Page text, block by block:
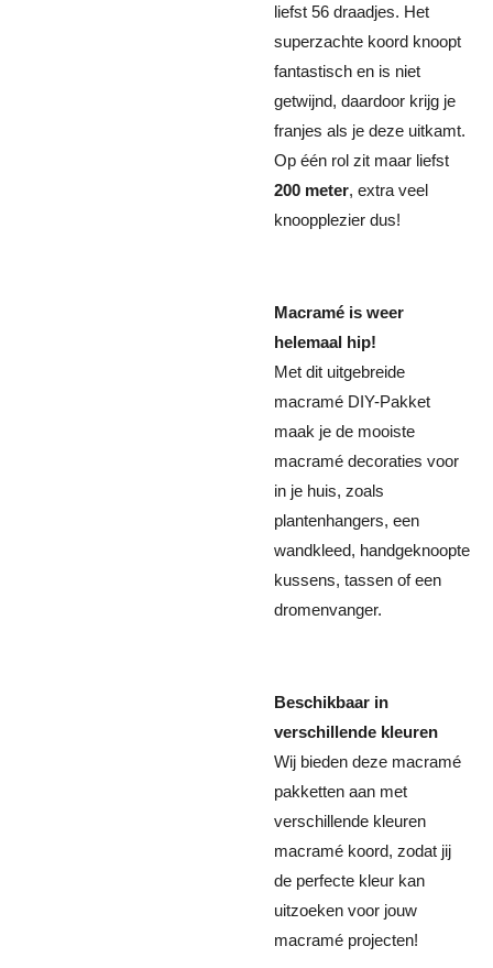
liefst 56 draadjes. Het
superzachte koord knoopt
fantastisch en is niet
getwijnd, daardoor krijg je
franjes als je deze uitkamt.
Op één rol zit maar liefst
200 meter, extra veel
knoopplezier dus!
Macramé is weer
helemaal hip!
Met dit uitgebreide
macramé DIY-Pakket
maak je de mooiste
macramé decoraties voor
in je huis, zoals
plantenhangers, een
wandkleed, handgeknoopte
kussens, tassen of een
dromenvanger.
Beschikbaar in
verschillende kleuren
Wij bieden deze macramé
pakketten aan met
verschillende kleuren
macramé koord, zodat jij
de perfecte kleur kan
uitzoeken voor jouw
macramé projecten!